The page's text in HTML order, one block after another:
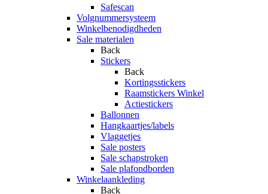
Safescan
Volgnummersysteem
Winkelbenodigdheden
Sale materialen
Back
Stickers
Back
Kortingsstickers
Raamstickers Winkel
Actiestickers
Ballonnen
Hangkaartjes/labels
Vlaggetjes
Sale posters
Sale schapstroken
Sale plafondborden
Winkelaankleding
Back